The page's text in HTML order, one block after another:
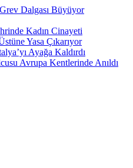
Dalgası Büyüyor
Kadın Cinayeti
Yasa Çıkarıyor
Ayağa Kaldırdı
Avrupa Kentlerinde Anıldı